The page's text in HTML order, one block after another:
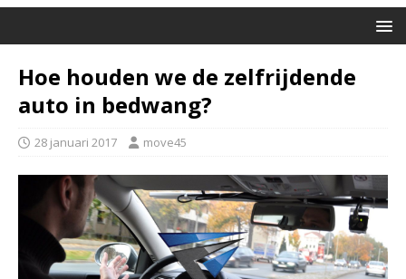
Hoe houden we de zelfrijdende
auto in bedwang?
28 januari 2017 move45